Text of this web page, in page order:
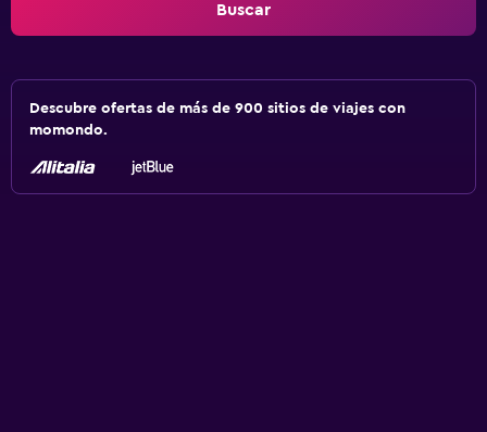
Buscar
Descubre ofertas de más de 900 sitios de viajes con
momondo.